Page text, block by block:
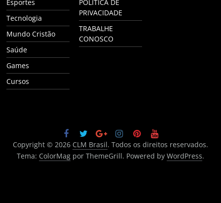
Esportes
Tecnologia
Mundo Cristão
Saúde
Games
Cursos
POLÍTICA DE
PRIVACIDADE
TRABALHE
CONOSCO
Copyright © 2026 CLM Brasil. Todos os direitos reservados.
Tema: ColorMagpor ThemeGrill. Powered by WordPress.